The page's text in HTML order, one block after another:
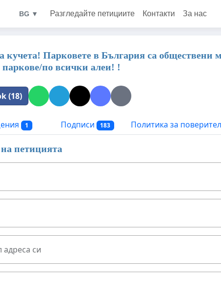
BG ▼ Разгледайте петициите Контакти За нас
кучета! Парковете в България са обществени
по всички алеи! !
(18)
1 Подписи 183 Политика за
петицията
си